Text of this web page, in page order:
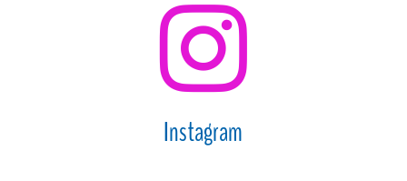

Instagram